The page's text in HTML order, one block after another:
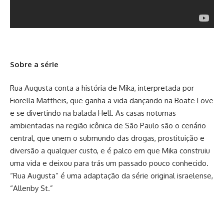
Sobre a série
Rua Augusta conta a história de Mika, interpretada por
Fiorella Mattheis, que ganha a vida dançando na Boate Love
e se divertindo na balada Hell. As casas noturnas
ambientadas na região icônica de São Paulo são o cenário
central, que unem o submundo das drogas, prostituição e
diversão a qualquer custo, e é palco em que Mika construiu
uma vida e deixou para trás um passado pouco conhecido.
“Rua Augusta” é uma adaptação da série original israelense,
“Allenby St.”